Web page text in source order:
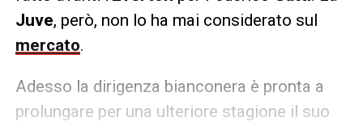
Juve, però, non lo ha mai considerato sul
mercato.
Adesso la dirigenza bianconera è pronta a
prolungare per una ulteriore stagione il suo